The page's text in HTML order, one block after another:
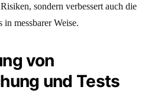
sondern verbessert auch die
messbarer Weise.
von
und Tests